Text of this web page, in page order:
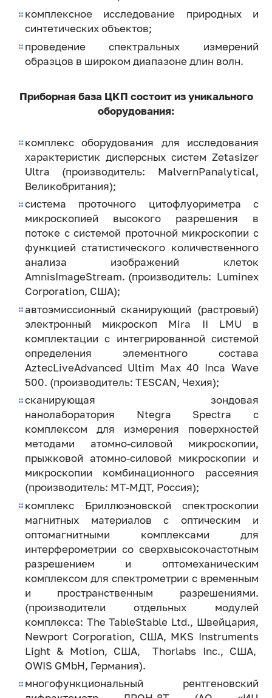
комплексное исследование природных и
синтетических объектов;
проведение спектральных измерений
образцов в широком диапазоне длин волн.
Приборная база ЦКП состоит из уникального
оборудования:
комплекс оборудования для исследования
характеристик дисперсных систем Zetasizer
Ultra (производитель: MalvernPanalytical,
Великобритания);
система проточного цитофлуориметра с
микроскопией высокого разрешения в
потоке с системой проточной микроскопии с
функцией статистического количественного
анализа изображений клеток
AmnisImageStream. (производитель: Luminex
Corporation, США);
автоэмиссионный сканирующий (растровый)
электронный микроскоп Mira II LMU в
комплектации с интегрированной системой
определения элементного состава
AztecLiveAdvanced Ultim Max 40 Inca Wave
500. (производитель: TESCAN, Чехия);
сканирующая зондовая
нанолаборатория Ntegra Spectra с
комплексом для измерения поверхностей
методами атомно-силовой микроскопии,
прыжковой атомно-силовой микроскопии и
микроскопии комбинационного рассеяния
(производитель: МТ-МДТ, Россия);
комплекс Бриллюэновской спектроскопии
магнитных материалов с оптическим и
оптомагнитными комплексами для
интерферометрии со сверхвысокочастотным
разрешением и оптомеханическим
комплексом для спектрометрии с временным
и пространственным разрешениями.
(производители отдельных модулей
комплекса: The TableStable Ltd., Швейцария,
Newport Corporation, США, MKS Instruments
Light & Motion, США, Thorlabs Inc., США,
OWIS GMbH, Германия).
многофункциональный рентгеновский